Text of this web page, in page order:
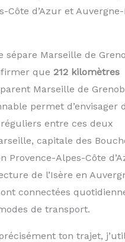
Côte d’Azur et
sépare Marseille de
que 212 kilomètres
Marseille de
permet d’envisager
entre ces deux
capitale des
Provence-Alpes-Côte
de l’Isère en
connectées
de transport.
ton trajet,